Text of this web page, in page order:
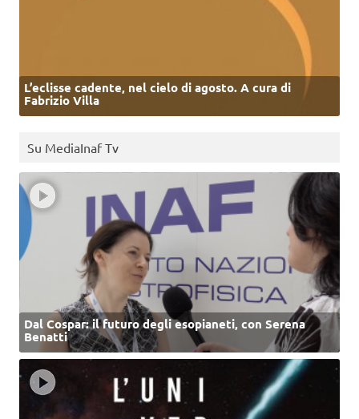
L’eclisse cadente, nel cielo di agosto. A cura di
Fabrizio Villa
Su MediaInaf Tv
Dal Cospar: il futuro degli esopianeti, con Serena
Benatti